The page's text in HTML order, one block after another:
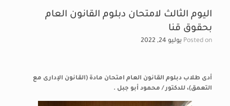
اليوم الثالث لامتحان دبلوم القانون العام
بحقوق قنا
Posted on يوليو 24, 2022
أدى طلاب دبلوم القانون العام امتحان مادة (القانون الإدارى مع
التعمق)، للدكتور / محمود أبو جبل .